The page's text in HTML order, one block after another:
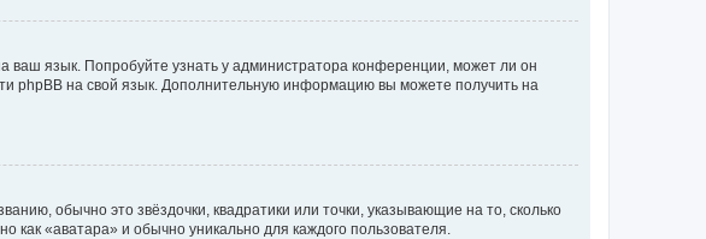
ваш язык. Попробуйте узнать у администратора конференции, может ли он
phpBB на свой язык. Дополнительную информацию вы можете получить на
обычно это звёздочки, квадратики или точки, указывающие на то, сколько
«аватара» и обычно уникально для каждого пользователя.